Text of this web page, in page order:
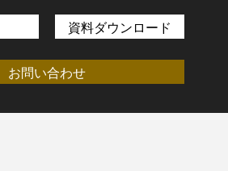
資料ダウンロード
お問い合わせ